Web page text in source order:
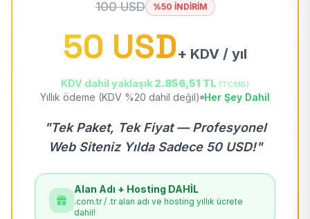
100 USD %50 İNDİRİM
50 USD+ KDV / yıl
KDV dahil yaklaşık 2.856,51 TL (TCMB)
Yıllık ödeme (KDV %20 dahil değil) Her Şey Dahil
"Tek Paket, Tek Fiyat — Profesyonel
Web Siteniz Yılda Sadece 50 USD!"
Alan Adı + Hosting DAHİL
.com.tr / .tr alan adı ve hosting yıllık ücrete
dahil!